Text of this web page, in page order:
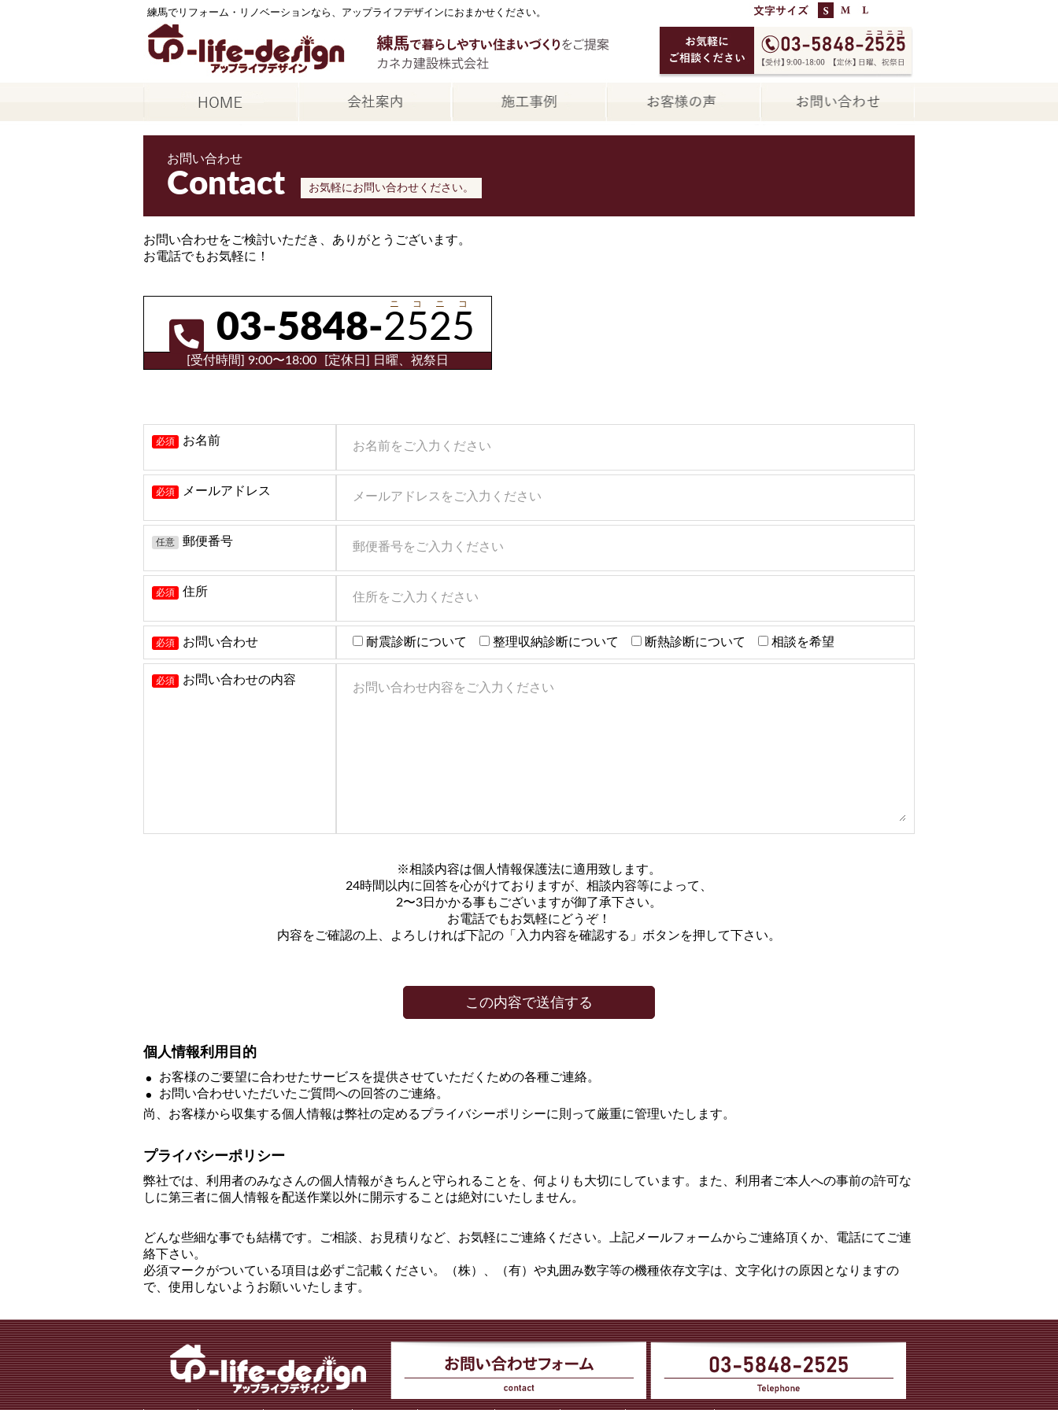
練馬でリフォーム・リノベーションなら、アップライフデザインにおまかせください。
お問い合わせ
Contact お気軽にお問い合わせください。
お問い合わせをご検討いただき、ありがとうございます。
お電話でもお気軽に！
03-5848-2525
ニコニコ
[受付時間] 9:00〜18:00 [定休日] 日曜、祝祭日
必須 お名前
必須 メールアドレス
任意 郵便番号
必須 住所
必須 お問い合わせ 耐震診断について 整理収納診断について 断熱診断について 相談を希望
必須 お問い合わせの内容
※相談内容は個人情報保護法に適用致します。
24時間以内に回答を心がけておりますが、相談内容等によって、
2〜3日かかる事もございますが御了承下さい。
お電話でもお気軽にどうぞ！
内容をご確認の上、よろしければ下記の「入力内容を確認する」ボタンを押して下さい。
個人情報利用目的
お客様のご要望に合わせたサービスを提供させていただくための各種ご連絡。
お問い合わせいただいたご質問への回答のご連絡。
尚、お客様から収集する個人情報は弊社の定めるプライバシーポリシーに則って厳重に管理いたします。
プライバシーポリシー
弊社では、利用者のみなさんの個人情報がきちんと守られることを、何よりも大切にしています。また、利用者ご本人への事前の許可な
しに第三者に個人情報を配送作業以外に開示することは絶対にいたしません。
どんな些細な事でも結構です。ご相談、お見積りなど、お気軽にご連絡ください。上記メールフォームからご連絡頂くか、電話にてご連
絡下さい。
必須マークがついている項目は必ずご記載ください。（株）、（有）や丸囲み数字等の機種依存文字は、文字化けの原因となりますの
で、使用しないようお願いいたします。